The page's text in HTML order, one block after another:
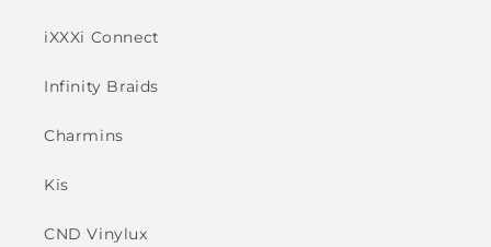
iXXXi Connect
Infinity Braids
Charmins
Kis
CND Vinylux